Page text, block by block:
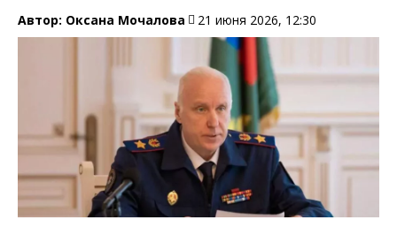
Автор: Оксана Мочалова 21 июня 2026, 12:30